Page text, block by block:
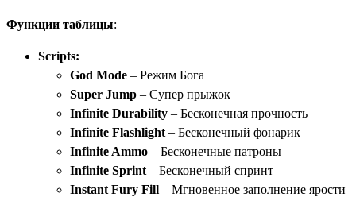
Функции таблицы:
Scripts:
God Mode – Режим Бога
Super Jump – Супер прыжок
Infinite Durability – Бесконечная прочность
Infinite Flashlight – Бесконечный фонарик
Infinite Ammo – Бесконечные патроны
Infinite Sprint – Бесконечный спринт
Instant Fury Fill – Мгновенное заполнение ярости